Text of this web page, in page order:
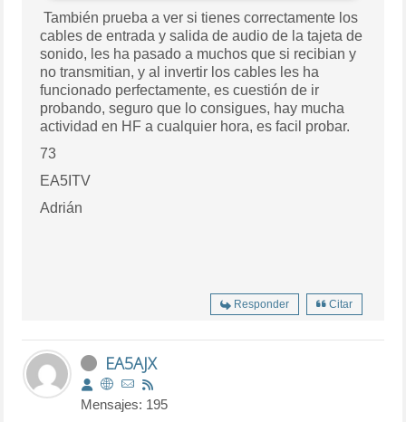
También prueba a ver si tienes correctamente los
cables de entrada y salida de audio de la tajeta de
sonido, les ha pasado a muchos que si recibian y
no transmitian, y al invertir los cables les ha
funcionado perfectamente, es cuestión de ir
probando, seguro que lo consigues, hay mucha
actividad en HF a cualquier hora, es facil probar.
73
EA5ITV
Adrián
Responder Citar
EA5AJX
Mensajes: 195